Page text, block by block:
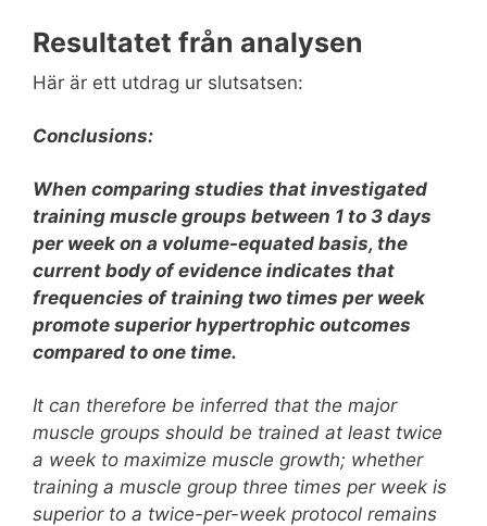
Resultatet från analysen
Här är ett utdrag ur slutsatsen:
Conclusions:
When comparing studies that investigated
training muscle groups between 1 to 3 days
per week on a volume-equated basis, the
current body of evidence indicates that
frequencies of training two times per week
promote superior hypertrophic outcomes
compared to one time.
It can therefore be inferred that the major
muscle groups should be trained at least twice
a week to maximize muscle growth; whether
training a muscle group three times per week is
superior to a twice-per-week protocol remains